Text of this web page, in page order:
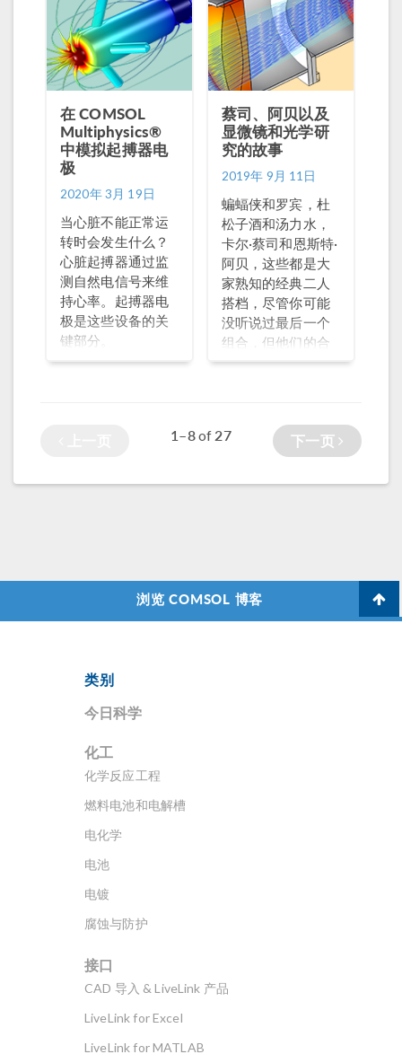
电聚焦进行了介
绍，并讨论了在
COMSOL
Multiphysics 软件
中如何对它们进行
建模。
在 COMSOL
Multiphysics®
中模拟起搏器电
极
2020年 3月 19日
当心脏不能正常运
转时会发生什么？
心脏起搏器通过监
测自然电信号来维
持心率。起搏器电
极是这些设备的关
键部分。
蔡司、阿贝以及
显微镜和光学研
究的故事
2019年 9月 11日
蝙蝠侠和罗宾，杜
松子酒和汤力水，
卡尔·蔡司和恩斯特·
阿贝，这些都是大
家熟知的经典二人
搭档，尽管你可能
没听说过最后一个
组合，但他们的合
作使显微镜和光学
事发生在 19 世纪，
故事中涉及一个风
景如画的德国小
镇，显微镜、一个
1–8of27 下一页
浏览 COMSOL 博客
类别
今日科学
化工
化学反应工程
燃料电池和电解槽
电化学
电池
电镀
腐蚀与防护
接口
CAD 导入 & LiveLink 产品
LiveLink for Excel
LiveLink for MATLAB